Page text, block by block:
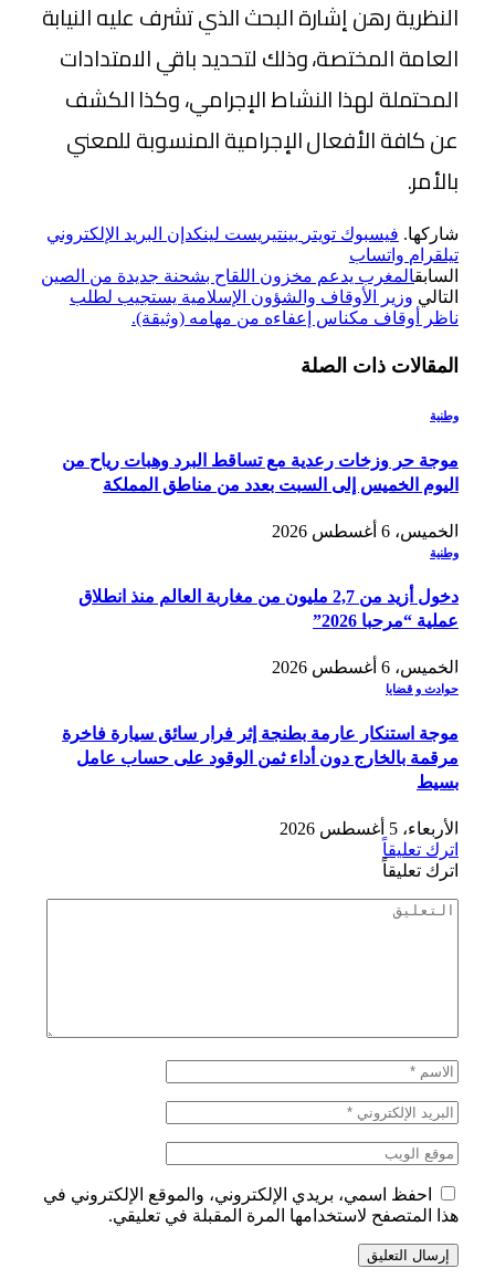
النظرية رهن إشارة البحث الذي تشرف عليه النيابة
العامة المختصة، وذلك لتحديد باقي الامتدادات
المحتملة لهذا النشاط الإجرامي، وكذا الكشف
عن كافة الأفعال الإجرامية المنسوبة للمعني
بالأمر.
شاركها. فيسبوك تويتر بينتيريست لينكدإن البريد الإلكتروني
تيلقرام واتساب
السابقالمغرب يدعم مخزون اللقاح بشحنة جديدة من الصين
التالي وزير الأوقاف والشؤون الإسلامية يستجيب لطلب
ناظر أوقاف مكناس إعفاءه من مهامه (وثيقة).
المقالات ذات الصلة
وطنية
موجة حر وزخات رعدية مع تساقط البرد وهبات رياح من
اليوم الخميس إلى السبت بعدد من مناطق المملكة
الخميس، 6 أغسطس 2026
وطنية
دخول أزيد من 2,7 مليون من مغاربة العالم منذ انطلاق
عملية “مرحبا 2026”
الخميس، 6 أغسطس 2026
حوادث و قضايا
موجة استنكار عارمة بطنجة إثر فرار سائق سيارة فاخرة
مرقمة بالخارج دون أداء ثمن الوقود على حساب عامل
بسيط
الأربعاء، 5 أغسطس 2026
اترك تعليقاً
اترك تعليقاً
احفظ اسمي، بريدي الإلكتروني، والموقع الإلكتروني في
هذا المتصفح لاستخدامها المرة المقبلة في تعليقي.